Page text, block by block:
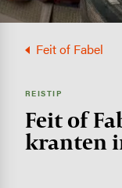
Feit of Fabel
REISTIP
Feit of
kranten